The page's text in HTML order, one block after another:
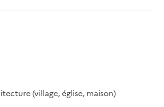
(village, église, maison)